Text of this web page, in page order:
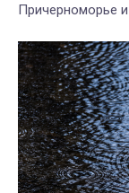
Причерноморье